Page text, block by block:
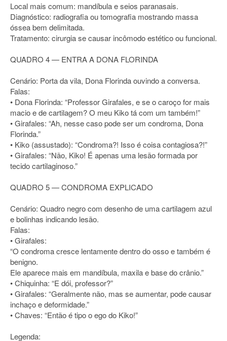
Local mais comum: mandíbula e seios paranasais.
Diagnóstico: radiografia ou tomografia mostrando massa
óssea bem delimitada.
Tratamento: cirurgia se causar incômodo estético ou funcional.
QUADRO 4 — ENTRA A DONA FLORINDA
Cenário: Porta da vila, Dona Florinda ouvindo a conversa.
Falas:
• Dona Florinda: “Professor Girafales, e se o caroço for mais
macio e de cartilagem? O meu Kiko tá com um também!”
• Girafales: “Ah, nesse caso pode ser um condroma, Dona
Florinda.”
• Kiko (assustado): “Condroma?! Isso é coisa contagiosa?!”
• Girafales: “Não, Kiko! É apenas uma lesão formada por
tecido cartilaginoso.”
QUADRO 5 — CONDROMA EXPLICADO
Cenário: Quadro negro com desenho de uma cartilagem azul
e bolinhas indicando lesão.
Falas:
• Girafales:
“O condroma cresce lentamente dentro do osso e também é
benigno.
Ele aparece mais em mandíbula, maxila e base do crânio.”
• Chiquinha: “E dói, professor?”
• Girafales: “Geralmente não, mas se aumentar, pode causar
inchaço e deformidade.”
• Chaves: “Então é tipo o ego do Kiko!”
Legenda: